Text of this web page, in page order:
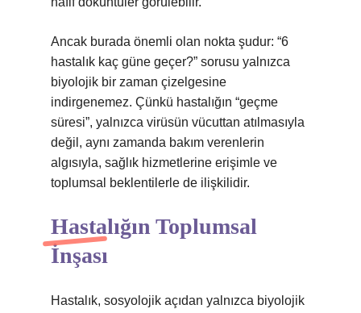
Ancak burada önemli olan nokta şudur: “6
hastalık kaç güne geçer?” sorusu yalnızca
biyolojik bir zaman çizelgesine
indirgenemez. Çünkü hastalığın “geçme
süresi”, yalnızca virüsün vücuttan atılmasıyla
değil, aynı zamanda bakım verenlerin
algısıyla, sağlık hizmetlerine erişimle ve
toplumsal beklentilerle de ilişkilidir.
Hastalığın Toplumsal
İnşası
Hastalık, sosyolojik açıdan yalnızca biyolojik